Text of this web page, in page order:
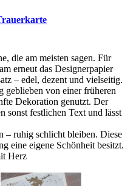
die am meisten sagen. Für
erneut das Designerpapier
– edel, dezent und vielseitig.
geblieben von einer früheren
Dekoration genutzt. Der
sonst festlichen Text und lässt
– ruhig schlicht bleiben. Diese
eine eigene Schönheit besitzt.
Herz